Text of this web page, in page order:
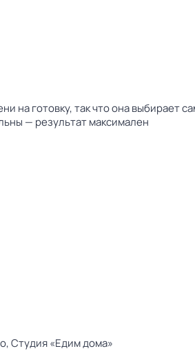
на готовку, так что она
— результат максимален
Студия «Едим дома»